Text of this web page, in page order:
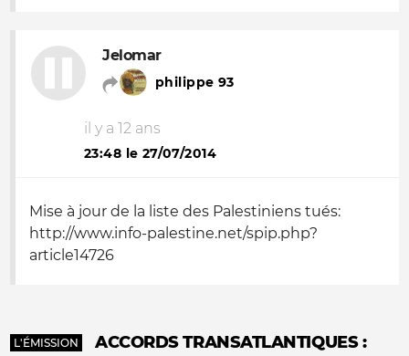
Jelomar
philippe 93
il y a 12 ans
23:48 le 27/07/2014
Mise à jour de la liste des Palestiniens tués:
http://www.info-palestine.net/spip.php?
article14726
L'ÉMISSION
ACCORDS TRANSATLANTIQUES :